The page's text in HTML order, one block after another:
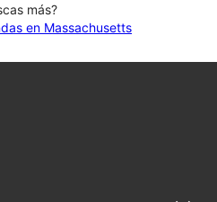
más?
en Massachusetts